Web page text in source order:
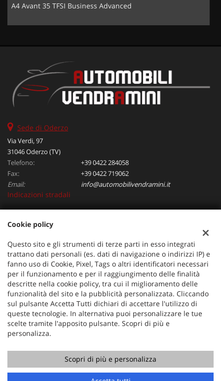
Contatta un consulente
A4 Avant 35 TFSI Business Advanced
Sede di Oderzo
Via Verdi, 97
31046 Oderzo (TV)
Telefono:
+39 0422 284058
Fax:
+39 0422 719062
Email:
info@automobilivendramini.it
Indicazioni stradali
Dati fiscali:
Automobili Vendramini srl
Via Verdi, 97, Oderzo (TV)
C.F/P.IVA:04823130267
Registro delle imprese:TV
Copyright © 2026 GestionaleAuto.com S.r.l., Tutti i diritti
riservati -Leggi l'informativa sulla privacy-Cookie Policy
Cookie policy
Questo sito e gli strumenti di terze parti in esso integrati
trattano dati personali (es. dati di navigazione o indirizzi IP) e
fanno uso di Cookie, Pixel, Tags o altri identificatori necessari
per il funzionamento e per il raggiungimento delle finalità
descritte nella cookie policy, tra cui il miglioramento delle
funzionalità del sito e la pubblicità personalizzata. Cliccando
sul pulsante Accetta Tutti dichiari di accettare l'utilizzo di
queste tecnologie. In alternativa puoi personalizzare le tue
scelte tramite l'apposito pulsante. Scopri di più e
personalizza.
Scopri di più e personalizza